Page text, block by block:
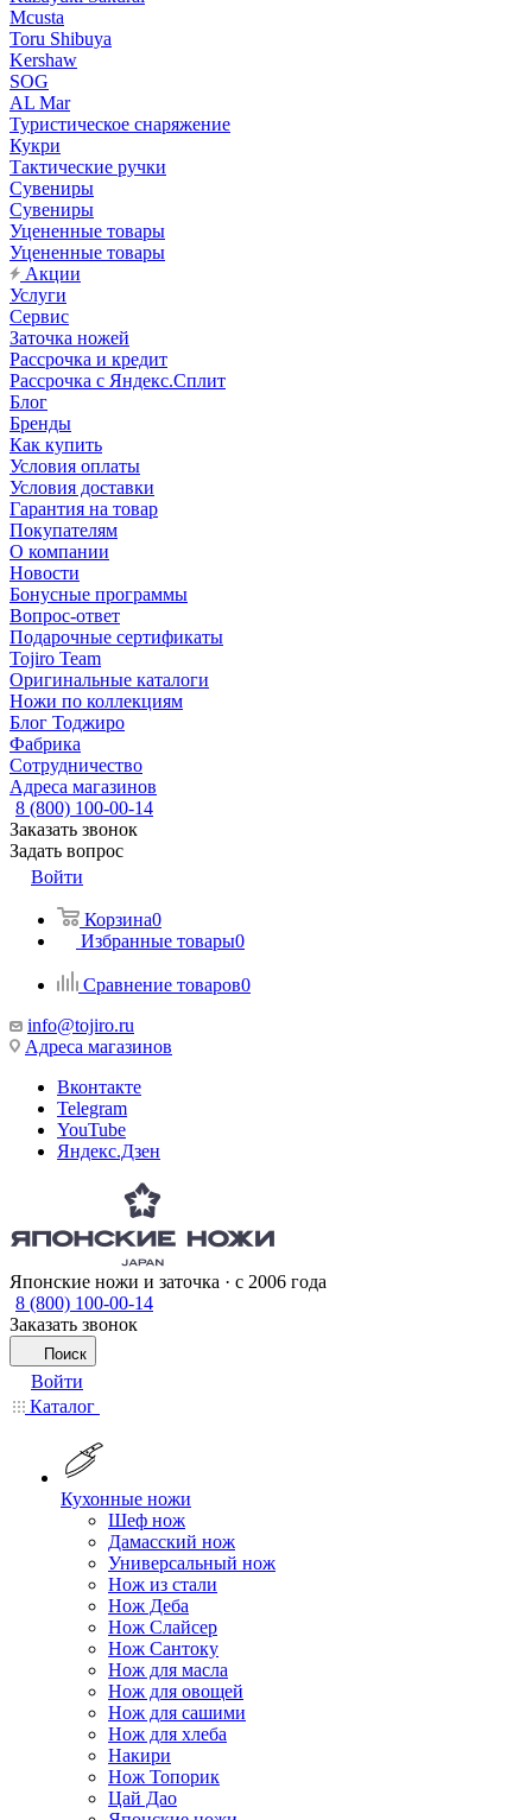
Mcusta
Toru Shibuya
Kershaw
SOG
AL Mar
Туристическое снаряжение
Кукри
Тактические ручки
Сувениры
Сувениры
Уцененные товары
Уцененные товары
Акции
Услуги
Сервис
Заточка ножей
Рассрочка и кредит
Рассрочка с Яндекс.Сплит
Блог
Бренды
Как купить
Условия оплаты
Условия доставки
Гарантия на товар
Покупателям
О компании
Новости
Бонусные программы
Вопрос-ответ
Подарочные сертификаты
Tojiro Team
Оригинальные каталоги
Ножи по коллекциям
Блог Тоджиро
Фабрика
Сотрудничество
Адреса магазинов
8 (800) 100-00-14
Заказать звонок
Задать вопрос
Войти
Корзина0
Избранные товары0
Сравнение товаров0
info@tojiro.ru
Адреса магазинов
Вконтакте
Telegram
YouTube
Яндекс.Дзен
Японские ножи и заточка · с 2006 года
8 (800) 100-00-14
Заказать звонок
Поиск
Войти
Каталог
Кухонные ножи
Шеф нож
Дамасский нож
Универсальный нож
Нож из стали
Нож Деба
Нож Слайсер
Нож Сантоку
Нож для масла
Нож для овощей
Нож для сашими
Нож для хлеба
Накири
Нож Топорик
Цай Дао